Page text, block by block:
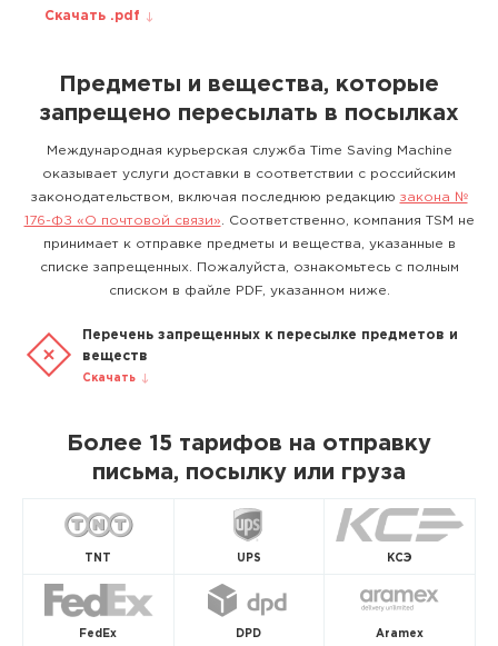
Скачать .pdf
Предметы и вещества, которые
запрещено пересылать в посылках
Международная курьерская служба Time Saving Machine
оказывает услуги доставки в соответствии с российским
законодательством, включая последнюю редакцию закона №
176-ФЗ «О почтовой связи» . Соответственно, компания TSM не
принимает к отправке предметы и вещества, указанные в
списке запрещенных. Пожалуйста, ознакомьтесь с полным
списком в файле PDF, указанном ниже.
Перечень запрещенных к пересылке предметов и
веществ
Скачать
Более 15 тарифов на отправку
письма, посылку или груза
TNT UPS КСЭ
FedEx DPD Aramex